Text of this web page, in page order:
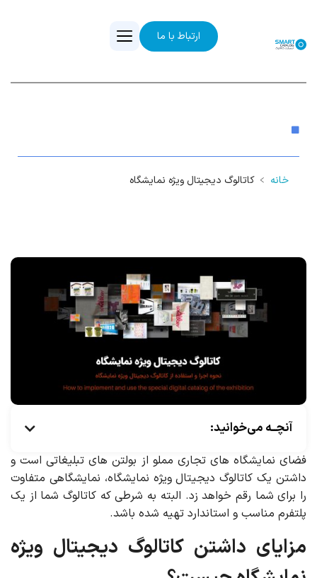
ارتباط با ما
خانه ﹥ کاتالوگ دیجیتال ویژه نمایشگاه
آنچــه می‌خوانید:
فضای نمایشگاه های تجاری مملو از بولتن های تبلیغاتی است و
داشتن یک کاتالوگ دیجیتال ویژه نمایشگاه، نمایشگاهی متفاوت
را برای شما رقم خواهد زد. البته به شرطی که کاتالوگ شما از یک
پلتفرم مناسب و استاندارد تهیه شده باشد.
مزایای داشتن کاتالوگ دیجیتال ویژه